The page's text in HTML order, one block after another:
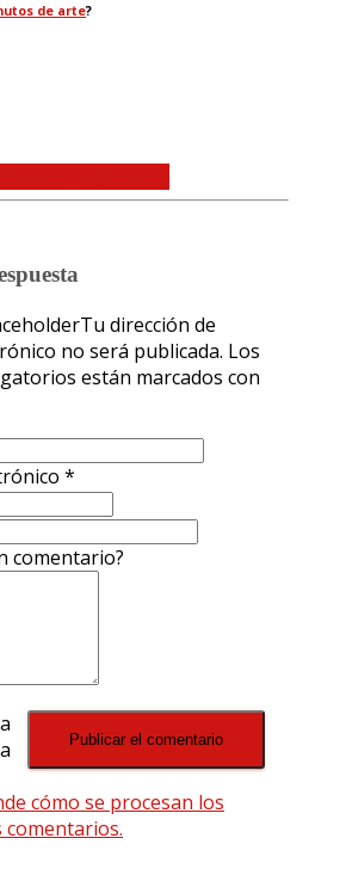
de arte?
Tu dirección de
no será publicada. Los
están marcados con
*
comentario?
cómo se procesan los
comentarios.